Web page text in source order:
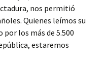
nos permitió
Quienes leímos su
los más de 5.500
estaremos